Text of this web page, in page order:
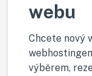
webu
Chcete nový
výběrem,